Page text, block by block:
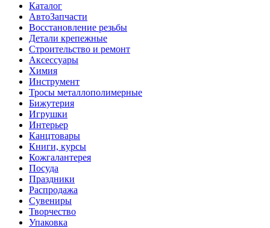
Каталог
АвтоЗапчасти
Восстановление резьбы
Детали крепежные
Строительство и ремонт
Аксессуары
Химия
Инструмент
Тросы металлополимерные
Бижутерия
Игрушки
Интерьер
Канцтовары
Книги, курсы
Кожгалантерея
Посуда
Праздники
Распродажа
Сувениры
Творчество
Упаковка